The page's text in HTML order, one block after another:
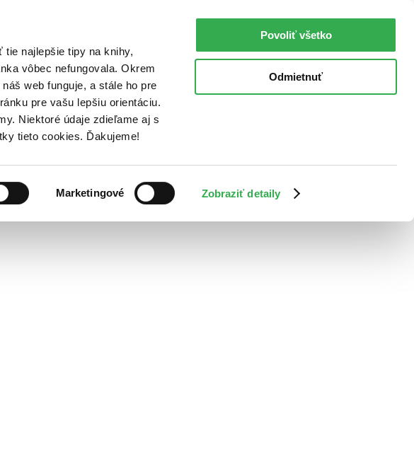
najlepšie tipy na knihy,
vôbec nefungovala. Okrem
web funguje, a stále ho pre
pre vašu lepšiu orientáciu.
Niektoré údaje zdieľame aj s
tieto cookies. Ďakujeme!
Marketingové Zobraziť detaily
Povoliť všetko
Odmietnuť